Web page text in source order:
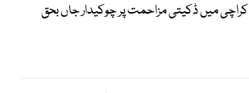
کراچی میں ڈکیتی مزاحمت پر چوکیدار جاں بحق